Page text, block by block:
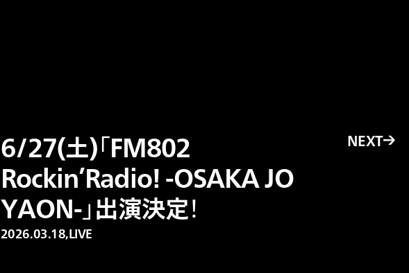
NEXT→
6/27(土)「FM802
Rockin’Radio! -OSAKA JO
YAON-」出演決定！
2026.03.18, LIVE